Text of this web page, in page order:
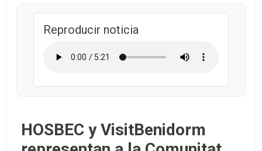
Reproducir noticia
HOSBEC y VisitBenidorm